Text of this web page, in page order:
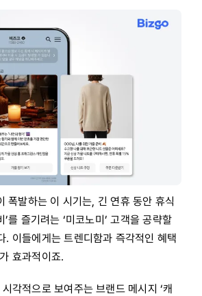
폭발하는 이 시기는, 긴 연휴 동안 휴식
’를 즐기려는 ‘미코노미’ 고객을 공략할
. 이들에게는 트렌디함과 즉각적인 혜택
효과적이죠.
각적으로 보여주는 브랜드 메시지 ‘캐